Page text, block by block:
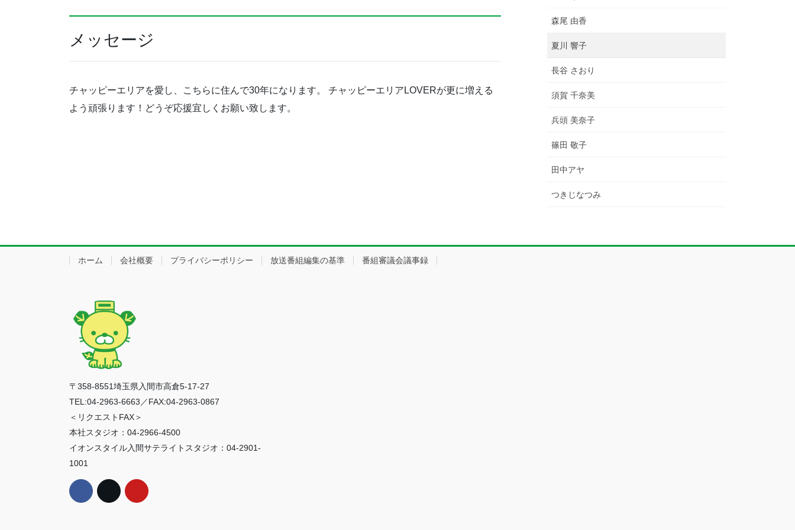
メッセージ
チャッピーエリアを愛し、こちらに住んで30年になります。 チャッピーエリアLOVERが更に増える
よう頑張ります！どうぞ応援宜しくお願い致します。
森尾 由香
夏川 響子
長谷 さおり
須賀 千奈美
兵頭 美奈子
篠田 敬子
田中アヤ
つきじなつみ
ホーム 会社概要 プライバシーポリシー 放送番組編集の基準 番組審議会議事録
〒358-8551埼玉県入間市高倉5-17-27
TEL:04-2963-6663／FAX:04-2963-0867
＜リクエストFAX＞
本社スタジオ：04-2966-4500
イオンスタイル入間サテライトスタジオ：04-2901-
1001